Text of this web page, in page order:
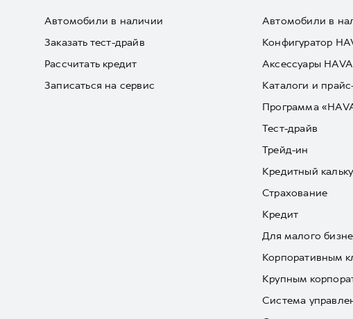
Автомобили в наличии
Заказать тест-драйв
Рассчитать кредит
Записаться на сервис
Автомобили в
Конфигуратор
Аксессуары
Каталоги и
Программа
Тест-драйв
Трейд-ин
Кредитный
Страхование
Кредит
Для малого
Корпоративным
Крупным
Система